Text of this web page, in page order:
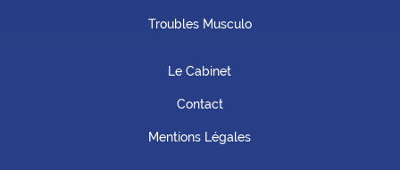
Troubles Musculo
Le Cabinet
Contact
Mentions Légales